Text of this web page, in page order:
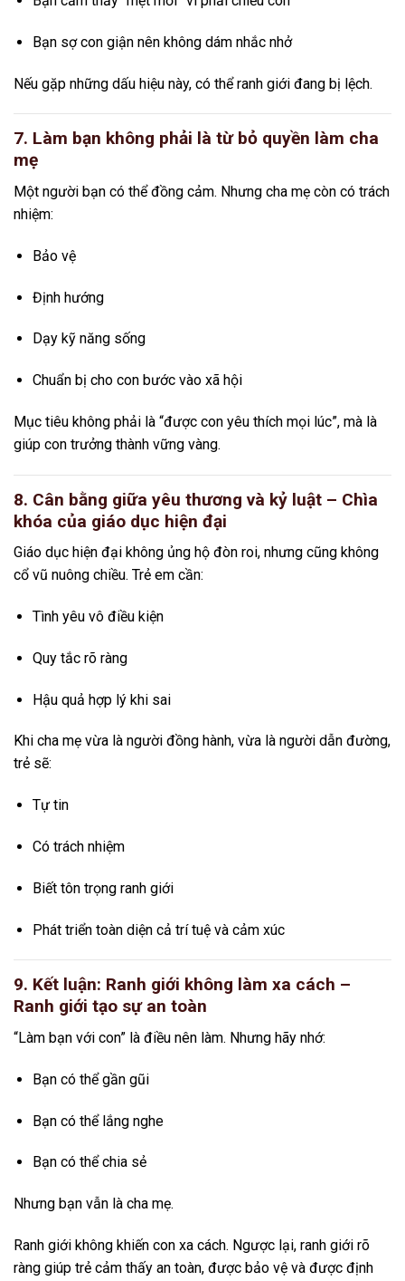
Bạn sợ con giận nên không dám nhắc nhở
Nếu gặp những dấu hiệu này, có thể ranh giới đang bị lệch.
7. Làm bạn không phải là từ bỏ quyền làm cha
mẹ
Một người bạn có thể đồng cảm. Nhưng cha mẹ còn có trách
nhiệm:
Bảo vệ
Định hướng
Dạy kỹ năng sống
Chuẩn bị cho con bước vào xã hội
Mục tiêu không phải là “được con yêu thích mọi lúc”, mà là
giúp con trưởng thành vững vàng.
8. Cân bằng giữa yêu thương và kỷ luật – Chìa
khóa của giáo dục hiện đại
Giáo dục hiện đại không ủng hộ đòn roi, nhưng cũng không
cổ vũ nuông chiều. Trẻ em cần:
Tình yêu vô điều kiện
Quy tắc rõ ràng
Hậu quả hợp lý khi sai
Khi cha mẹ vừa là người đồng hành, vừa là người dẫn đường,
trẻ sẽ:
Tự tin
Có trách nhiệm
Biết tôn trọng ranh giới
Phát triển toàn diện cả trí tuệ và cảm xúc
9. Kết luận: Ranh giới không làm xa cách –
Ranh giới tạo sự an toàn
“Làm bạn với con” là điều nên làm. Nhưng hãy nhớ:
Bạn có thể gần gũi
Bạn có thể lắng nghe
Bạn có thể chia sẻ
Nhưng bạn vẫn là cha mẹ.
Ranh giới không khiến con xa cách. Ngược lại, ranh giới rõ
ràng giúp trẻ cảm thấy an toàn, được bảo vệ và được định